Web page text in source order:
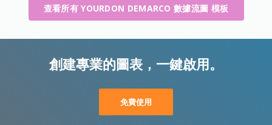
查看所有 YOURDON DEMARCO 數據流圖 模板
創建專業的圖表，一鍵啟用。
免費使用